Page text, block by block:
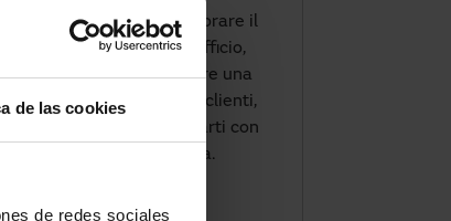
de las cookies
de redes sociales
questa estate vuoi migliorare il
comfort del tuo locale o ufficio,
energia e offrire una
esperienza ai tuoi clienti,
come possiamo aiutarti con
la soluzione più adatta.